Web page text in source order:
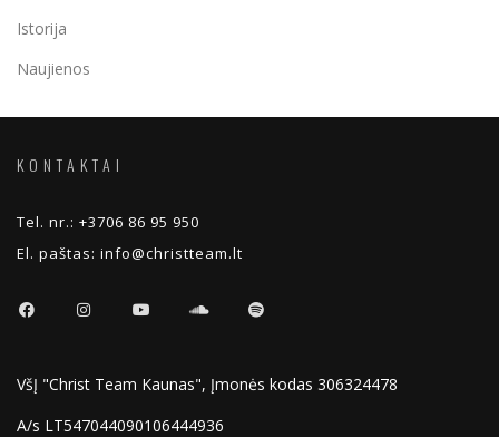
Istorija
Naujienos
KONTAKTAI
Tel. nr.: +3706 86 95 950
El. paštas: info@christteam.lt
VšĮ "Christ Team Kaunas", Įmonės kodas 306324478
A/s LT547044090106444936